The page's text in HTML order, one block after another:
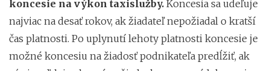
koncesie na výkon taxislužby. Koncesia sa udeľuje
najviac na desať rokov, ak žiadateľ nepožiadal o kratší
čas platnosti. Po uplynutí lehoty platnosti koncesie je
možné koncesiu na žiadosť podnikateľa predĺžiť, ak